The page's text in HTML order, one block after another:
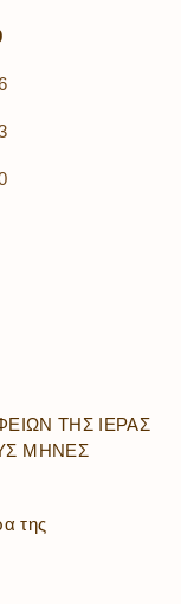
ΤΗΣ ΙΕΡΑΣ
ΜΗΝΕΣ
της